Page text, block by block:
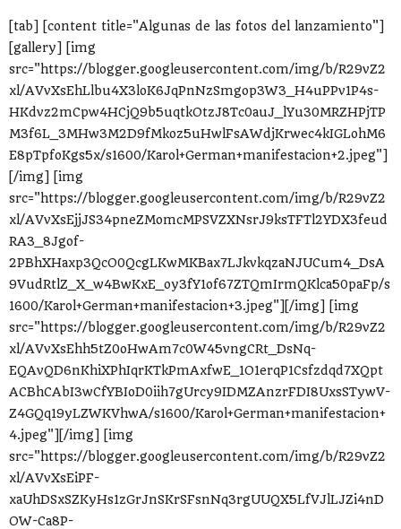
[tab] [content title="Algunas de las fotos del lanzamiento"]
[gallery] [img
src="https://blogger.googleusercontent.com/img/b/R29vZ2
xl/AVvXsEhLlbu4X3loK6JqPnNzSmgop3W3_H4uPPv1P4s-
HKdvz2mCpw4HCjQ9b5uqtkOtzJ8Tc0auJ_lYu30MRZHPjTP
M3f6L_3MHw3M2D9fMkoz5uHwlFsAWdjKrwec4kIGLohM6
E8pTpfoKgs5x/s1600/Karol+German+manifestacion+2.jpeg"]
[/img] [img
src="https://blogger.googleusercontent.com/img/b/R29vZ2
xl/AVvXsEjjJS34pneZMomcMPSVZXNsrJ9ksTFTl2YDX3feud
RA3_8Jgof-
2PBhXHaxp3QcO0QcgLKwMKBax7LJkvkqzaNJUCum4_DsA
9VudRtlZ_X_w4BwKxE_oy3fY1of67ZTQmIrmQKlca50paFp/s
1600/Karol+German+manifestacion+3.jpeg"][/img] [img
src="https://blogger.googleusercontent.com/img/b/R29vZ2
xl/AVvXsEhh5tZ0oHwAm7c0W45vngCRt_DsNq-
EQAvQD6nKhiXPhIqrKTkPmAxfwE_1O1erqP1Csfzdqd7XQpt
ACBhCAbI3wCfYBIoD0iih7gUrcy9IDMZAnzrFDI8UxsSTywV-
Z4GQq19yLZWKVhwA/s1600/Karol+German+manifestacion+
4.jpeg"][/img] [img
src="https://blogger.googleusercontent.com/img/b/R29vZ2
xl/AVvXsEiPF-
xaUhDSxSZKyHs1zGrJnSKrSFsnNq3rgUUQX5LfVJlLJZi4nD
OW-Ca8P-